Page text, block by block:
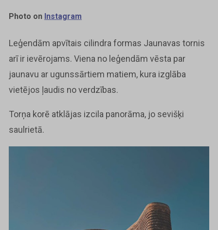
Photo on Instagram
Leģendām apvītais cilindra formas Jaunavas tornis
arī ir ievērojams. Viena no leģendām vēsta par
jaunavu ar ugunssārtiem matiem, kura izglāba
vietējos ļaudis no verdzības.
Torņa korē atklājas izcila panorāma, jo sevišķi
saulrietā.